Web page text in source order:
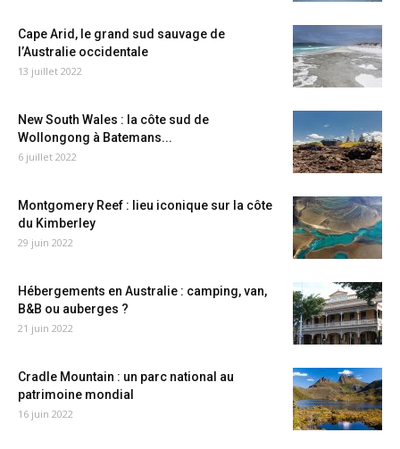
Cape Arid, le grand sud sauvage de
l’Australie occidentale
13 juillet 2022
New South Wales : la côte sud de
Wollongong à Batemans...
6 juillet 2022
Montgomery Reef : lieu iconique sur la côte
du Kimberley
29 juin 2022
Hébergements en Australie : camping, van,
B&B ou auberges ?
21 juin 2022
Cradle Mountain : un parc national au
patrimoine mondial
16 juin 2022